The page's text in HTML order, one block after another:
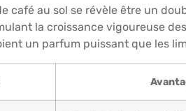
café au sol se révèle être un
la croissance vigoureuse
un parfum puissant que les